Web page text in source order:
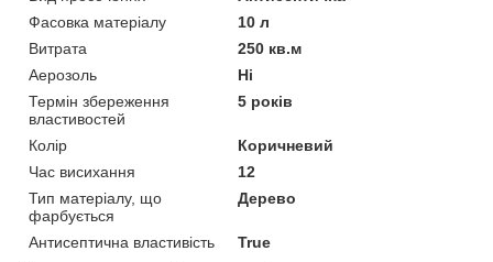
Фасовка матеріалу
10 л
Витрата
250 кв.м
Аерозоль
Ні
Термін збереження
властивостей
5 років
Колір
Коричневий
Час висихання
12
Тип матеріалу, що
фарбується
Дерево
Антисептична властивість
True